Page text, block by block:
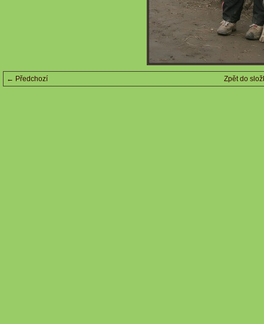
← Předchozí Zpět do